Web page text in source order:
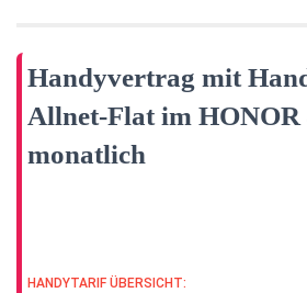
Handyvertrag mit
Allnet-Flat im HONOR
monatlich
HANDYTARIF ÜBERSICHT: